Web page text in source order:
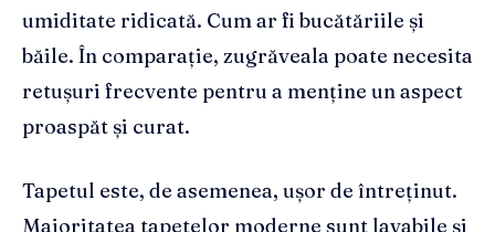
umiditate ridicată. Cum ar fi bucătăriile și
băile. În comparație, zugrăveala poate necesita
retușuri frecvente pentru a menține un aspect
proaspăt și curat.
Tapetul este, de asemenea, ușor de întreținut.
Majoritatea tapetelor moderne sunt lavabile și